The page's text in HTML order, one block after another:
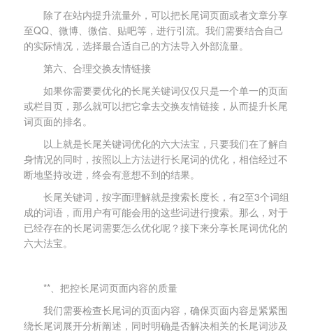
除了在站内提升流量外，可以把长尾词页面或者文章分享
至QQ、微博、微信、贴吧等，进行引流。我们需要结合自己
的实际情况，选择最合适自己的方法导入外部流量。
第六、合理交换友情链接
如果你需要要优化的长尾关键词仅仅只是一个单一的页面
或栏目页，那么就可以把它拿去交换友情链接，从而提升长尾
词页面的排名。
以上就是长尾关键词优化的六大法宝，只要我们在了解自
身情况的同时，按照以上方法进行长尾词的优化，相信经过不
断地坚持改进，终会有意想不到的结果。
长尾关键词，按字面理解就是搜索长度长，有2至3个词组
成的词语，而用户有可能会用的这些词进行搜索。那么，对于
已经存在的长尾词需要怎么优化呢？接下来分享长尾词优化的
六大法宝。
**、把控长尾词页面内容的质量
我们需要检查长尾词的页面内容，确保页面内容是紧紧围
绕长尾词展开分析阐述，同时明确是否解决相关的长尾词涉及